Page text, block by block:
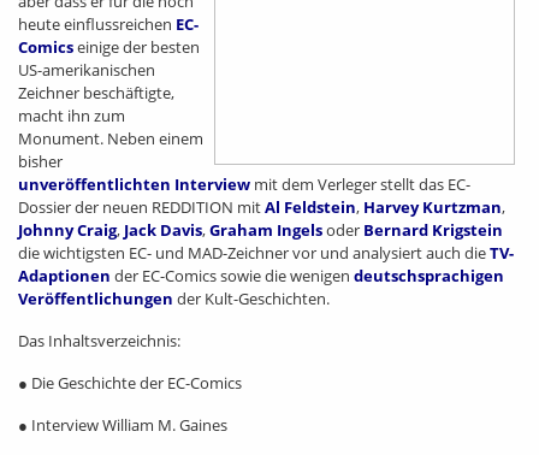
heute einflussreichen EC-
Comicseinige der besten
US-amerikanischen
Zeichner beschäftigte,
macht ihn zum
Monument. Neben einem
bisher
unveröffentlichten Interview mit dem Verleger stellt das EC-
Dossier der neuen REDDITION mitAl Feldstein, Harvey Kurtzman,
Johnny Craig, Jack Davis,Graham Ingelsoder Bernard Krigstein
die wichtigsten EC- und MAD-Zeichner vor und analysiert auch dieTV-
Adaptionen der EC-Comics sowie die wenigen deutschsprachigen
Veröffentlichungen der Kult-Geschichten.
Das Inhaltsverzeichnis:
● Die Geschichte der EC-Comics
● Interview William M. Gaines